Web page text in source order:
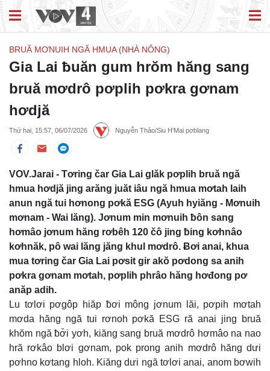
BRUĂ MƠNUIH NGĂ HMUA (NHÀ NÔNG)
Gia Lai ƀuăn gum hrŏm hăng sang
bruă mơdrô pơplih pơkra gơnam
hơdjă
Thứ hai, 15:57, 06/07/2026 Nguyễn Thảo/Siu H'Mai pơblang
VOV.Jarai - Tơring čar Gia Lai glăk pơplih bruă ngă
hmua hơdjă jing arăng juăt iâu ngă hmua mơtah laih
anun ngă tui hơnong pơkă ESG (Ayuh hyiăng - Mơnuih
mơnam - Wai lăng). Jơnum min mơnuih ƀôn sang
hơmâo jơnum hăng rơbêh 120 čô jing ƀing kơhnâo
kơhnăk, pô wai lăng jăng khul mơdrô. Ƀơi anai, khua
mua tơring čar Gia Lai pơsit gir akŏ pơdong sa anih
pơkra gơnam mơtah, pơplih phrâo hăng hơđong pơ
anăp adih.
Lu tơlơi pơgôp hiăp ƀơi mông jơnum lăi, pơpih mơtah
mơda hăng ngă tui rơnoh pơkă ESG ră anai jing bruă
khŏm ngă ƀơ̆i yơh, kiăng sang bruă mơdrô hơmâo na nao
hră rơkâo blơi gơnam, pok prong anih mơdrô hăng dưi
pơhno kơtang hloh. Kiăng dưi ngă tơlơi anai, anom bơwih